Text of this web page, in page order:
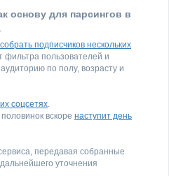
основу для парсингов в
собрать подписчиков нескольких
фильтра пользователей и
по полу, возрасту и
соцсетях.
вскоре наступит день
передавая собранные
уточнения